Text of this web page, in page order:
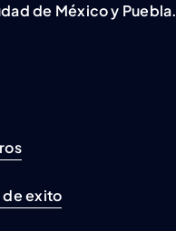
de México y Puebla.
de exito